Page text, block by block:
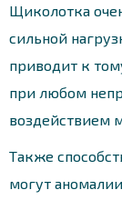
Щиколотка
сильной
приводит к
при любом
воздействием
Также
могут